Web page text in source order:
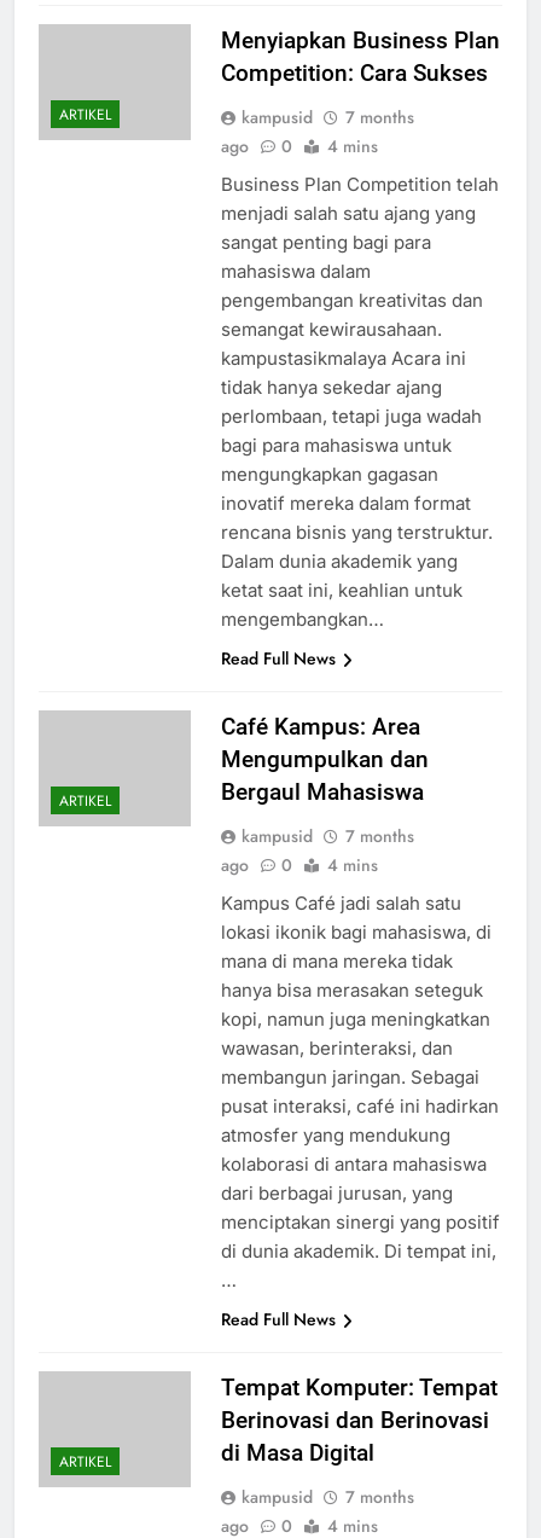
ARTIKEL
Menyiapkan Business Plan
Competition: Cara Sukses
kampusid
7 months
ago
0 4 mins
Business Plan Competition telah
menjadi salah satu ajang yang
sangat penting bagi para
mahasiswa dalam
pengembangan kreativitas dan
semangat kewirausahaan.
kampustasikmalaya Acara ini
tidak hanya sekedar ajang
perlombaan, tetapi juga wadah
bagi para mahasiswa untuk
mengungkapkan gagasan
inovatif mereka dalam format
rencana bisnis yang terstruktur.
Dalam dunia akademik yang
ketat saat ini, keahlian untuk
mengembangkan…
Read Full News
ARTIKEL
Café Kampus: Area
Mengumpulkan dan
Bergaul Mahasiswa
kampusid
7 months
ago
0 4 mins
Kampus Café jadi salah satu
lokasi ikonik bagi mahasiswa, di
mana di mana mereka tidak
hanya bisa merasakan seteguk
kopi, namun juga meningkatkan
wawasan, berinteraksi, dan
membangun jaringan. Sebagai
pusat interaksi, café ini hadirkan
atmosfer yang mendukung
kolaborasi di antara mahasiswa
dari berbagai jurusan, yang
menciptakan sinergi yang positif
di dunia akademik. Di tempat ini,
…
Read Full News
ARTIKEL
Tempat Komputer: Tempat
Berinovasi dan Berinovasi
di Masa Digital
kampusid
7 months
ago
0 4 mins